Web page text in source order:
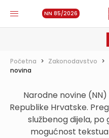
NN 85/2026
Početna > Zakonodavstvo >
novina
Narodne novine
Republike Hrvatske.
službenog dijela, po
mogućnost